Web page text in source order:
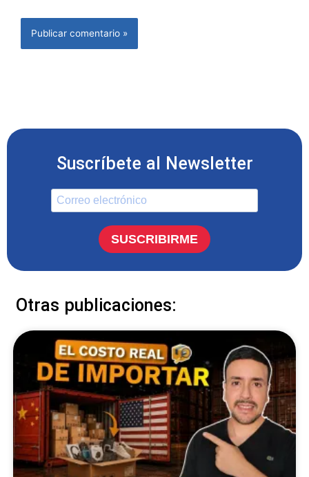
Suscríbete al Newsletter
SUSCRIBIRME
Otras publicaciones: